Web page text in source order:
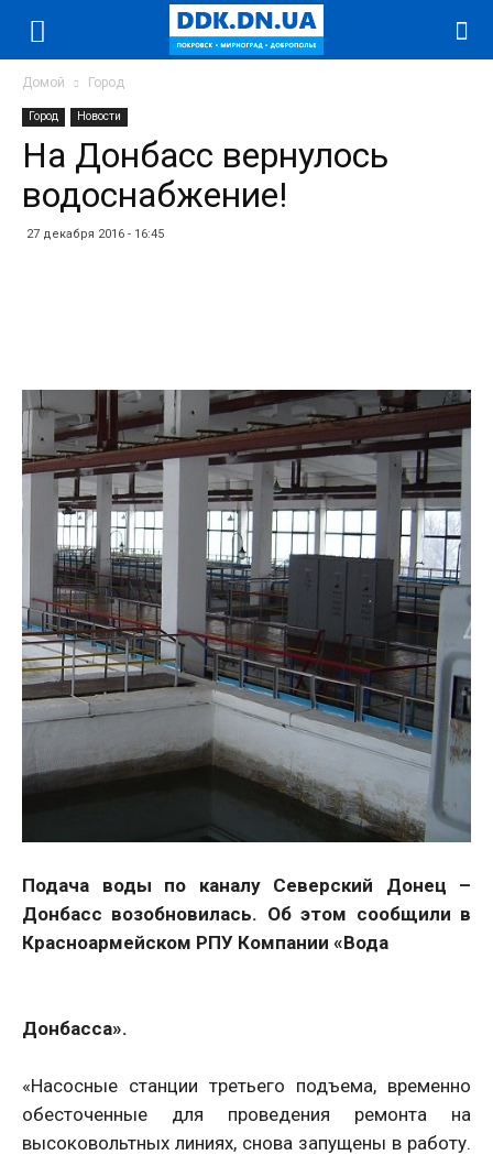
Домой Город
Город Новости
На Донбасс вернулось
водоснабжение!
27 декабря 2016 - 16:45
Подача воды по каналу Северский Донец –
Донбасс возобновилась. Об этом сообщили в
Красноармейском РПУ Компании «Вода
Донбасса».
«Насосные станции третьего подъема, временно
обесточенные для проведения ремонта на
высоковольтных линиях, снова запущены в работу.